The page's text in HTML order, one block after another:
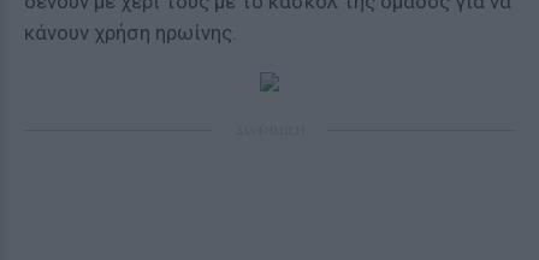
κάνουν χρήση ηρωίνης.